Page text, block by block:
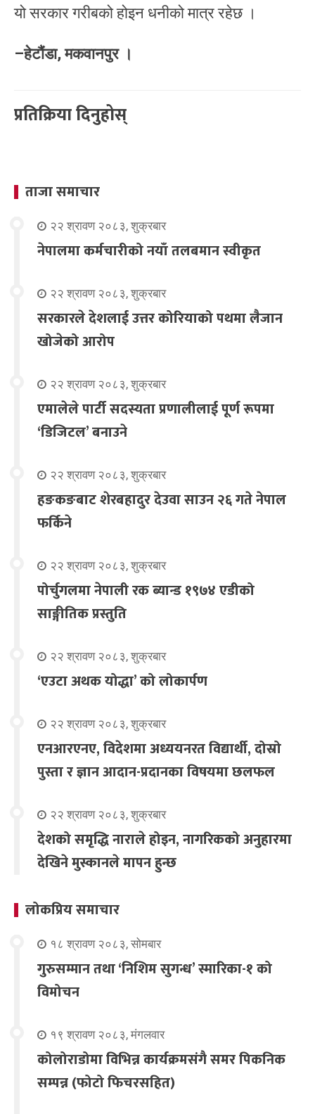
यो सरकार गरीबको होइन धनीको मात्र रहेछ ।
–हेटौंडा, मकवानपुर ।
प्रतिक्रिया दिनुहोस्
ताजा समाचार
२२ श्रावण २०८३, शुक्रबार
नेपालमा कर्मचारीको नयाँ तलबमान स्वीकृत
२२ श्रावण २०८३, शुक्रबार
सरकारले देशलाई उत्तर कोरियाको पथमा लैजान
खोजेको आरोप
२२ श्रावण २०८३, शुक्रबार
एमालेले पार्टी सदस्यता प्रणालीलाई पूर्ण रूपमा
‘डिजिटल’ बनाउने
२२ श्रावण २०८३, शुक्रबार
हङकङबाट शेरबहादुर देउवा साउन २६ गते नेपाल
फर्किने
२२ श्रावण २०८३, शुक्रबार
पोर्चुगलमा नेपाली रक ब्यान्ड १९७४ एडीको
साङ्गीतिक प्रस्तुति
२२ श्रावण २०८३, शुक्रबार
‘एउटा अथक योद्धा’ को लोकार्पण
२२ श्रावण २०८३, शुक्रबार
एनआरएनए, विदेशमा अध्ययनरत विद्यार्थी, दोस्रो
पुस्ता र ज्ञान आदान-प्रदानका विषयमा छलफल
२२ श्रावण २०८३, शुक्रबार
देशको समृद्धि नाराले होइन, नागरिकको अनुहारमा
देखिने मुस्कानले मापन हुन्छ
लोकप्रिय समाचार
१८ श्रावण २०८३, सोमबार
गुरुसम्मान तथा ‘निशिम सुगन्ध’ स्मारिका-१ को
विमोचन
१९ श्रावण २०८३, मंगलवार
कोलोराडोमा विभिन्न कार्यक्रमसंगै समर पिकनिक
सम्पन्न (फोटो फिचरसहित)